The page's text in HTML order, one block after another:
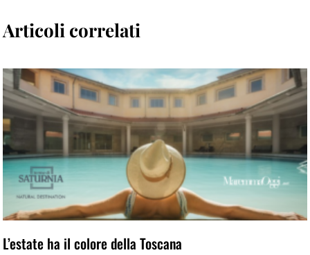
Articoli correlati
L’estate ha il colore della Toscana